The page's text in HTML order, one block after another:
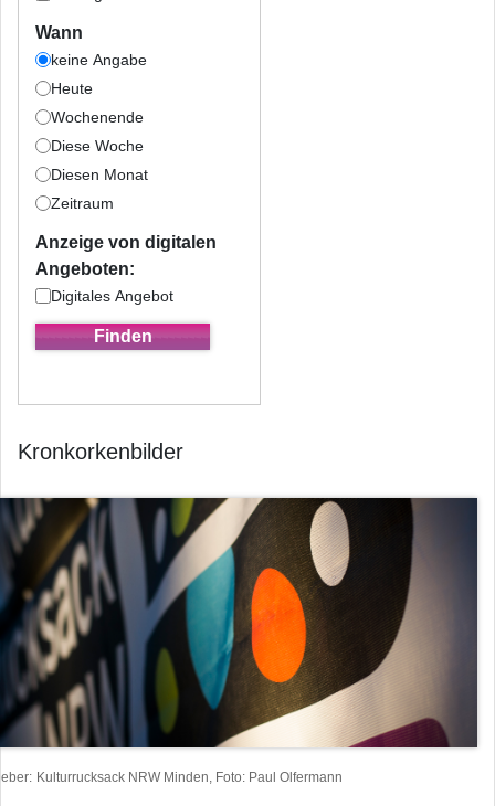
Wann
keine Angabe
Heute
Wochenende
Diese Woche
Diesen Monat
Zeitraum
Anzeige von digitalen
Angeboten:
Digitales Angebot
Kronkorkenbilder
Kulturrucksack NRW Minden, Foto: Paul Olfermann